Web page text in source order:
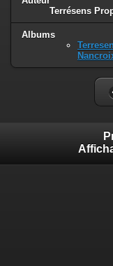
Terrésens
Albums